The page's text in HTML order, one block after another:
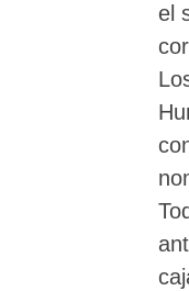
el